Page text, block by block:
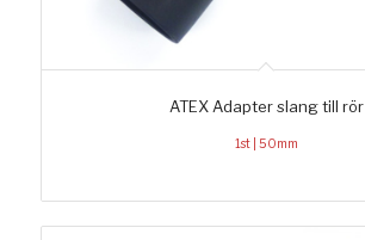
ATEX Adapter slang till rör
1st | 50mm